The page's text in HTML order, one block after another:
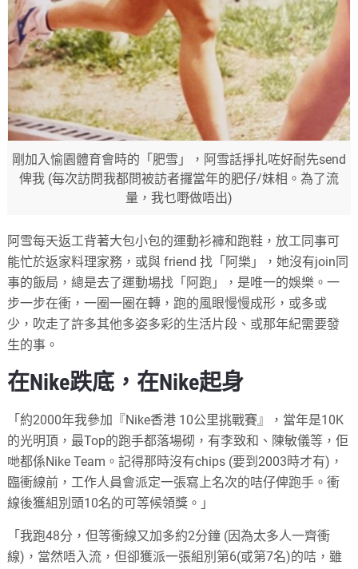
剛加入愉園體育會時的「肥雪」，阿雪話掙扎咗好耐先send
俾我 (每次訪問我都問被訪者攞當年的肥仔/妹相。為了流
量，我乜嘢做唔出)
阿雪每天返工背著大包小包的運動衫褲和跑鞋，放工同事可
能忙於返家料理家務，或與 friend 找「阿樂」，她沒有join同
事的飯局，總是去了運動場找「阿跑」，是唯一的娛樂。一
步一步在衝，一圈一圈在轉，跑的風眼慢慢成形，或多或
少，吹走了許多其他多姿多彩的生活片段、或那年紀需要發
生的事。
在Nike跌底，在Nike起身
「約2000年我參加『Nike香港 10公里挑戰賽』，當年是10K
的光明頂，最Top的跑手都落場砌，有李致和、陳敏儀等，佢
哋都係Nike Team。記得那時沒有chips (要到2003時才有)，
臨衝線前，工作人員會派定一張寫上名次的咭仔俾跑手。衝
線後獲組別頭10名的可等候領獎。」
「我跑48分，但等衝線又加多約2分鐘 (因為太多人一齊衝
線)，當然唔入流，但卻獲派一張組別第6(或第7名)的咭，雖